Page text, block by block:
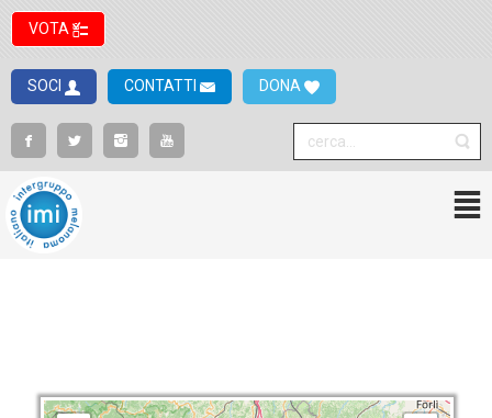
VOTA
SOCI CONTATTI DONA